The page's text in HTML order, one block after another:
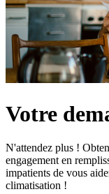
Votre
N'attendez plus !
engagement en
impatients de vous
climatisation !